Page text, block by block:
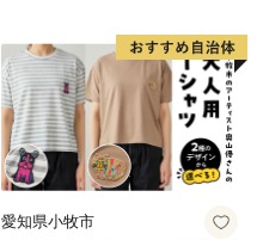
愛知県小牧市